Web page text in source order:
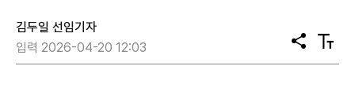
김두일 선임기자
입력 2026-04-20 12:03
공
유
텍
스